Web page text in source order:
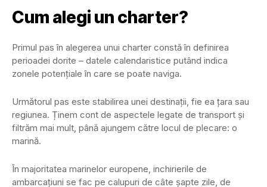
Cum alegi un charter?
Primul pas în alegerea unui charter constă în definirea
perioadei dorite – datele calendaristice putând indica
zonele potențiale în care se poate naviga.
Următorul pas este stabilirea unei destinații, fie ea țara sau
regiunea. Ținem cont de aspectele legate de transport și
filtrăm mai mult, până ajungem către locul de plecare: o
marină.
În majoritatea marinelor europene, inchirierile de
ambarcațiuni se fac pe calupuri de câte șapte zile, de